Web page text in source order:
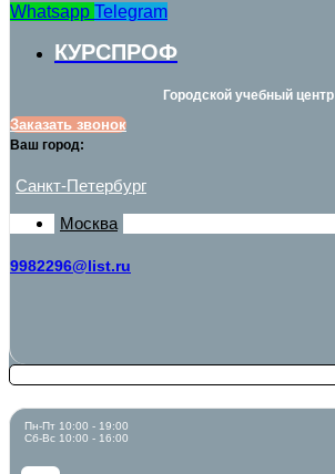
Whatsapp Telegram
КУРСПРОФ
Городской учебный центр
Заказать звонок
Ваш город:
Санкт-Петербург
Москва
9982296@list.ru
Пн-Пт 10:00 - 19:00
Сб-Вс 10:00 - 16:00